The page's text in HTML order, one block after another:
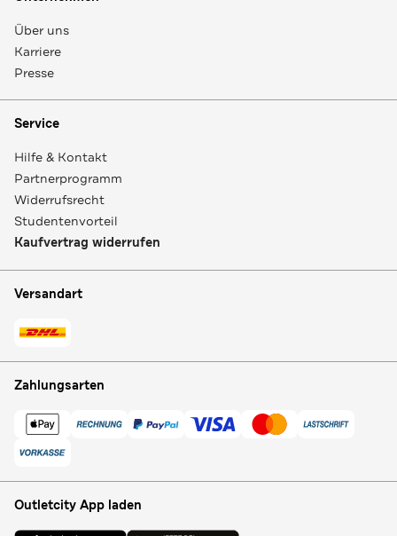
Über uns
Karriere
Presse
Service
Hilfe & Kontakt
Partnerprogramm
Widerrufsrecht
Studentenvorteil
Kaufvertrag widerrufen
Versandart
Zahlungsarten
Outletcity App laden